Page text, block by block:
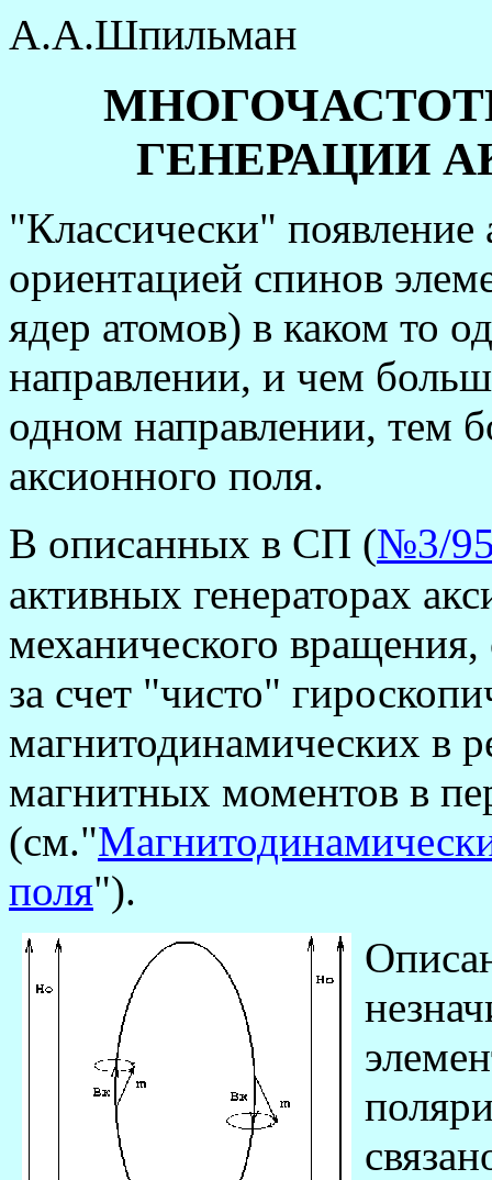
А.А.Шпильман
ГЕНЕРАЦИИ
"Классически" появление
ориентацией спинов
ядер атомов) в каком то
направлении, и чем
одном направлении, тем
аксионного поля.
В описанных в СП (№3/
активных генераторах
механического
за счет "чисто"
магнитодинамических в
магнитных моментов в
(см."
поля").